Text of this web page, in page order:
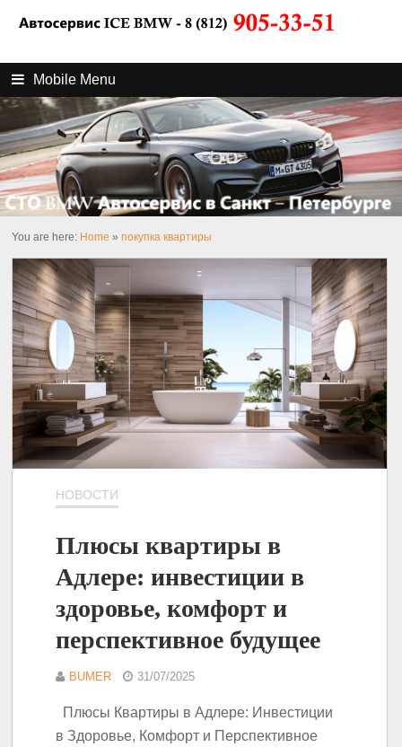
Mobile Menu
You are here: Home »покупка квартиры
НОВОСТИ
Плюсы квартиры в
Адлере: инвестиции в
здоровье, комфорт и
перспективное будущее
BUMER 31/07/2025
Плюсы Квартиры в Адлере: Инвестиции
в Здоровье, Комфорт и Перспективное